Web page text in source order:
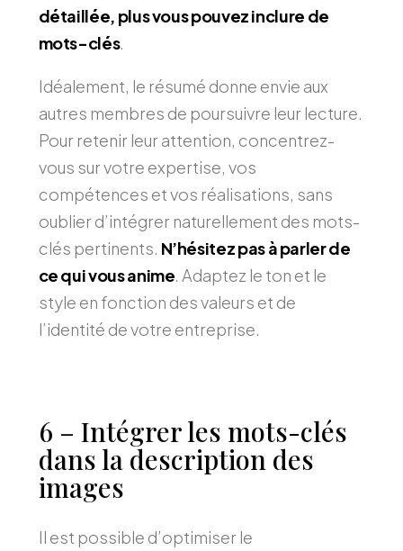
détaillée, plus vous pouvez inclure de
mots-clés.
Idéalement, le résumé donne envie aux
autres membres de poursuivre leur lecture.
Pour retenir leur attention, concentrez-
vous sur votre expertise, vos
compétences et vos réalisations, sans
oublier d’intégrer naturellement des mots-
clés pertinents. N’hésitez pas à parler de
ce qui vous anime. Adaptez le ton et le
style en fonction des valeurs et de
l’identité de votre entreprise.
6 – Intégrer les mots-clés
dans la description des
images
Il est possible d’optimiser le